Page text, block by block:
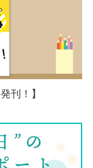
刊！】